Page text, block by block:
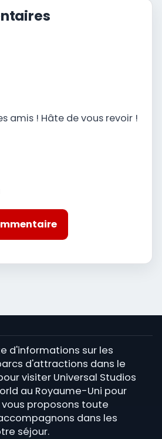
amis ! Hâte de vous revoir !
d'informations sur les
d'attractions dans le
visiter Universal Studios
au Royaume-Uni pour
proposons toute
dans les
séjour.